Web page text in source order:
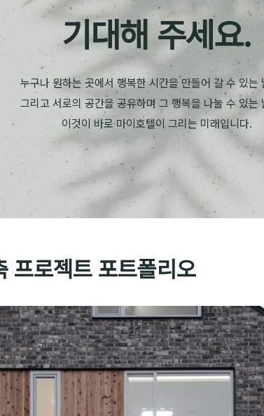
기대해 주세요.
누구나 원하는 곳에서 행복한 시간을 만들어 갈 수 있는
그리고 서로의 공간을 공유하며 그 행복을 나눌 수 있는
이것이 바로 마이호텔이 그리는 미래입니다.
프로젝트 포트폴리오